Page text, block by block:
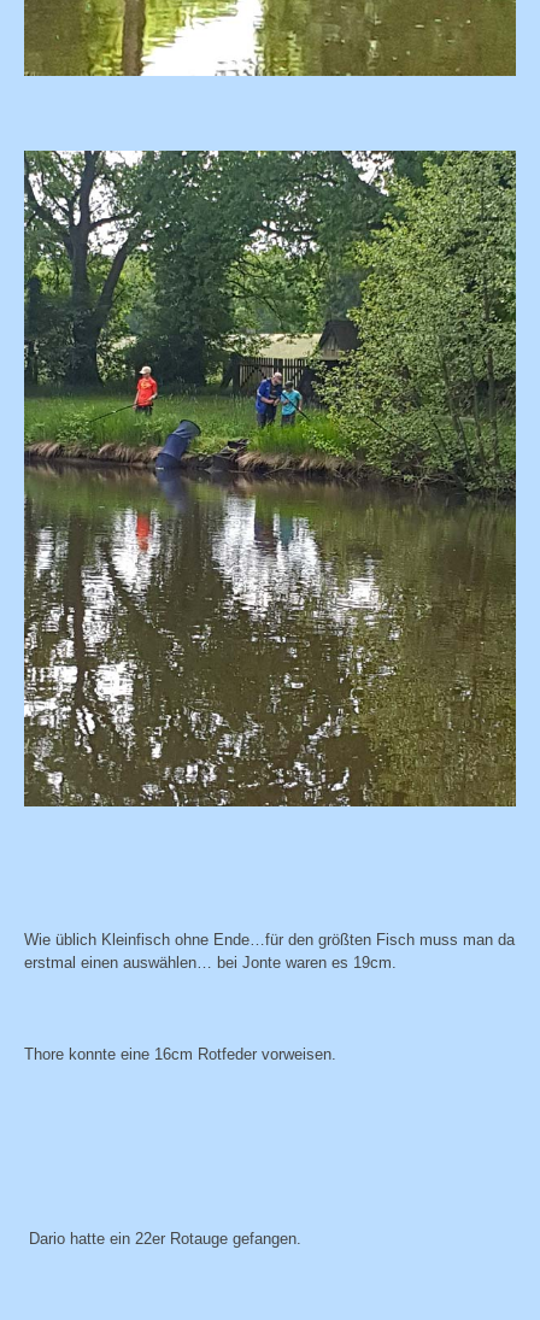
Wie üblich Kleinfisch ohne Ende…für den größten Fisch muss man da
erstmal einen auswählen… bei Jonte waren es 19cm.
Thore konnte eine 16cm Rotfeder vorweisen.
Dario hatte ein 22er Rotauge gefangen.